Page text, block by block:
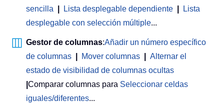
sencilla
Lista desplegable dependiente
Lista
desplegable con selección múltiple...
Gestor de columnas:Añadir un número específico
de columnas
Mover columnas
Alternar el
estado de visibilidad de columnas ocultas
Comparar columnas para Seleccionar celdas
iguales/diferentes...